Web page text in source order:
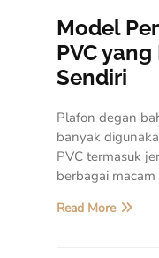
Model
PVC
Sendiri
Plafon degan
banyak
PVC termasuk
berbagai
Read More